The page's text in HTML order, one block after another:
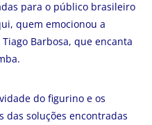
para o público brasileiro
quem emocionou a
Barbosa, que encanta
do figurino e os
das soluções encontradas